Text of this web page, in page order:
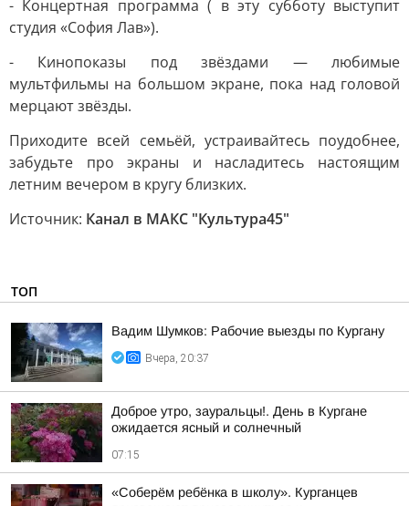
- Концертная программа ( в эту субботу выступит
студия «София Лав»).
- Кинопоказы под звёздами — любимые
мультфильмы на большом экране, пока над головой
мерцают звёзды.
Приходите всей семьёй, устраивайтесь поудобнее,
забудьте про экраны и насладитесь настоящим
летним вечером в кругу близких.
Источник: Канал в МАКС "Культура45"
ТОП
Вадим Шумков: Рабочие выезды по Кургану
Вчера, 20:37
Доброе утро, зауральцы!. День в Кургане
ожидается ясный и солнечный
07:15
«Соберём ребёнка в школу». Курганцев